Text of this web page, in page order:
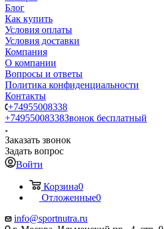
Блог
Как купить
Условия оплаты
Условия доставки
Компания
О компании
Вопросы и ответы
Политика конфиденциальности
Контакты
+74955008338
+74955008338Звонок бесплатный
Заказать звонок
Задать вопрос
Войти
Корзина0
Отложенные0
info@sportnutra.ru